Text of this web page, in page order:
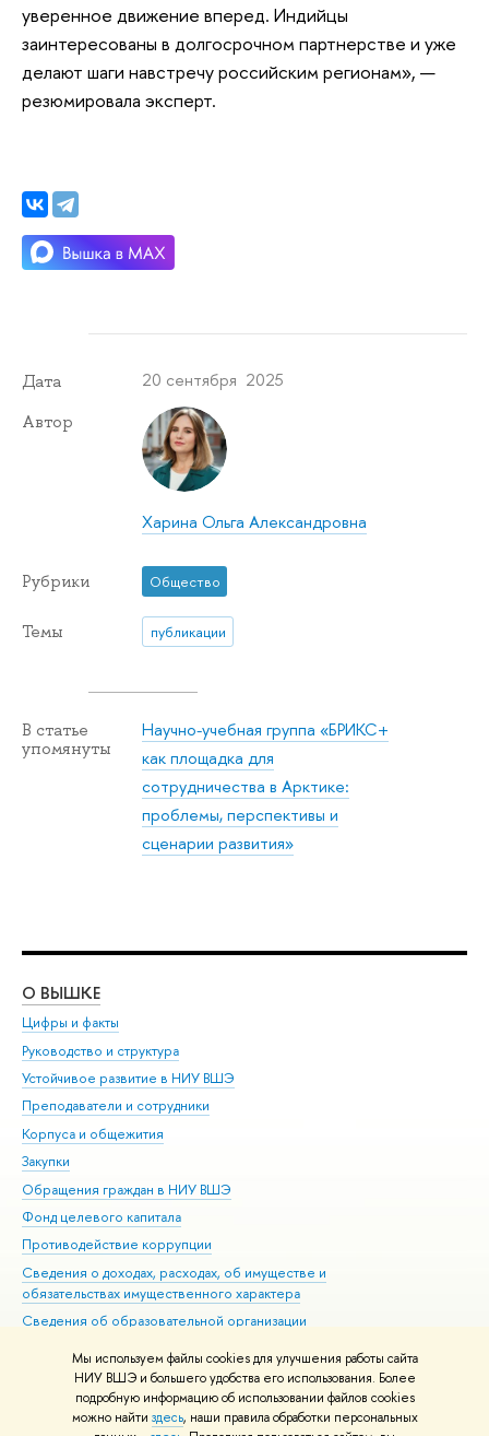
Мы используем файлы cookies для улучшения работы сайта
НИУ ВШЭ и большего удобства его использования. Более
подробную информацию об использовании файлов cookies
можно найти здесь, наши правила обработки персональных
уверенное движение вперед. Индийцы
заинтересованы в долгосрочном партнерстве и уже
делают шаги навстречу российским регионам», —
резюмировала эксперт.
Дата 20 сентября 2025
Автор
Харина Ольга Александровна
Рубрики Общество
Темы публикации
В статье
упомянуты
Научно-учебная группа «БРИКС+
как площадка для
сотрудничества в Арктике:
проблемы, перспективы и
сценарии развития»
О ВЫШКЕ
Цифры и факты
Руководство и структура
Устойчивое развитие в НИУ ВШЭ
Преподаватели и сотрудники
Корпуса и общежития
Закупки
Обращения граждан в НИУ ВШЭ
Фонд целевого капитала
Противодействие коррупции
Сведения о доходах, расходах, об имуществе и
обязательствах имущественного характера
Сведения об образовательной организации
Людям с ограниченными возможностями здоровья
Единая платежная страница
Работа в Вышке